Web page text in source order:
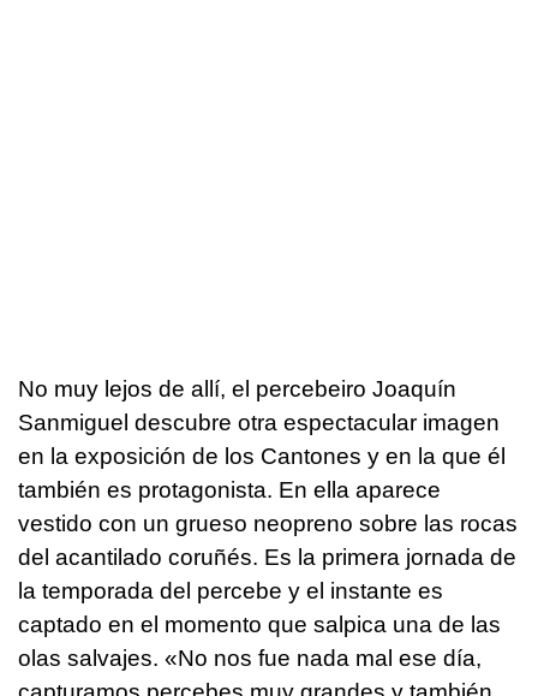
No muy lejos de allí, el percebeiro Joaquín
Sanmiguel descubre otra espectacular imagen
en la exposición de los Cantones y en la que él
también es protagonista. En ella aparece
vestido con un grueso neopreno sobre las rocas
del acantilado coruñés. Es la primera jornada de
la temporada del percebe y el instante es
captado en el momento que salpica una de las
olas salvajes. «No nos fue nada mal ese día,